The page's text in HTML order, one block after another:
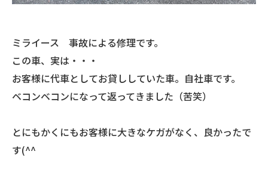
ミライース 事故による修理です。
この車、実は・・・
お客様に代車としてお貸ししていた車。自社車です。
ベコンベコンになって返ってきました（苦笑）
とにもかくにもお客様に大きなケガがなく、良かったで
す(^^